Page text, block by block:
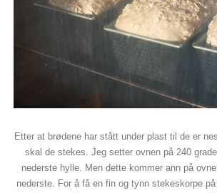
Etter at brødene har stått under plast til de er
skal de stekes. Jeg setter ovnen på 240
nederste hylle. Men dette kommer ann på
nederste. For å få en fin og tynn stekeskorpe